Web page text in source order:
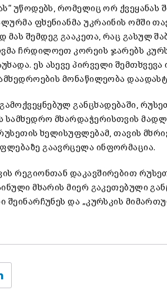
უწოდებს, რომელიც ორ ქვეყანას
ფხენიანმა უკრაინის ომში
მას შემდეგ გააკეთა, რაც გასულ
ჩრდილოეთ კორეის ჯარებს
ეს ასევე პირველი
მონაწილეობა
განცხადებაში,
სამხედრო მხარდაჭერისთვის
ხელისუფლებამ, თავის
გაავრცელა ინფორმაცია.
რეგიონთან დაკავშირებით
მხარის მიერ გაკეთებული
შეინარჩუნეს და „კურსკის